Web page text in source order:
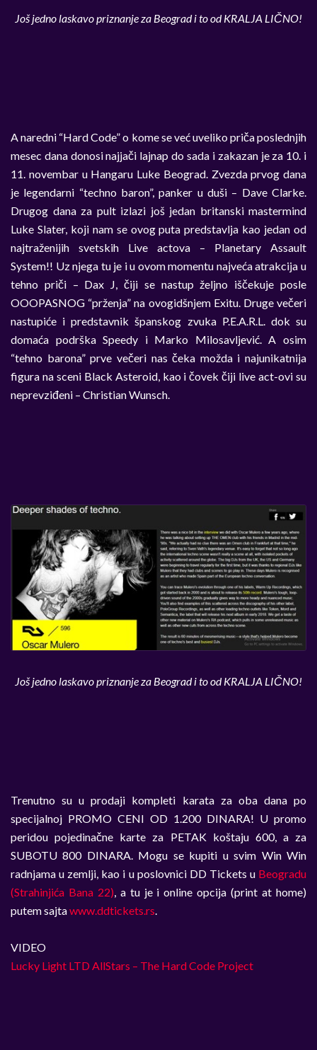
Još jedno laskavo priznanje za Beograd i to od KRALJA LIČNO!
A naredni “Hard Code” o kome se već uveliko priča poslednjih
mesec dana donosi najjači lajnap do sada i zakazan je za 10. i
11. novembar u Hangaru Luke Beograd. Zvezda prvog dana
je legendarni “techno baron”, panker u duši – Dave Clarke.
Drugog dana za pult izlazi još jedan britanski mastermind
Luke Slater, koji nam se ovog puta predstavlja kao jedan od
najtraženijih svetskih Live actova – Planetary Assault
System!! Uz njega tu je i u ovom momentu najveća atrakcija u
tehno priči – Dax J, čiji se nastup željno iščekuje posle
OOOPASNOG “prženja” na ovogidšnjem Exitu. Druge večeri
nastupiće i predstavnik španskog zvuka P.E.A.R.L. dok su
domaća podrška Speedy i Marko Milosavljević. A osim
“tehno barona” prve večeri nas čeka možda i najunikatnija
figura na sceni Black Asteroid, kao i čovek čiji live act-ovi su
neprevziđeni – Christian Wunsch.
Još jedno laskavo priznanje za Beograd i to od KRALJA LIČNO!
Trenutno su u prodaji kompleti karata za oba dana po
specijalnoj PROMO CENI OD 1.200 DINARA! U promo
peridou pojedinačne karte za PETAK koštaju 600, a za
SUBOTU 800 DINARA. Mogu se kupiti u svim Win Win
radnjama u zemlji, kao i u poslovnici DD Tickets u Beogradu
(Strahinjića Bana 22) , a tu je i online opcija (print at home)
putem sajtawww.ddtickets.rs
VIDEO
Lucky Light LTD AllStars – The Hard Code Project